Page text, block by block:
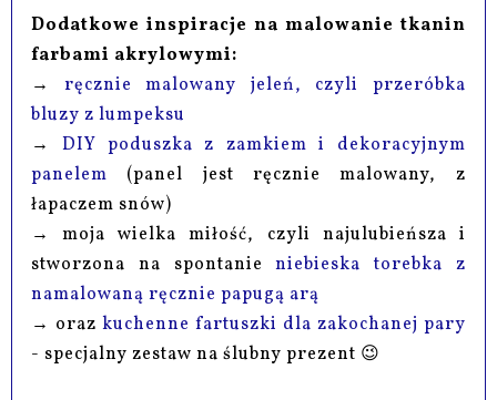
Dodatkowe inspiracje na malowanie tkanin
farbami akrylowymi:
→ ręcznie malowany jeleń, czyli przeróbka
bluzy z lumpeksu
→ DIY poduszka z zamkiem i dekoracyjnym
panelem (panel jest ręcznie malowany, z
łapaczem snów)
→ moja wielka miłość, czyli najulubieńsza i
stworzona na spontanieniebieska torebka z
namalowaną ręcznie papugą arą
→ oraz kuchenne fartuszki dla zakochanej pary
- specjalny zestaw na ślubny prezent 😉